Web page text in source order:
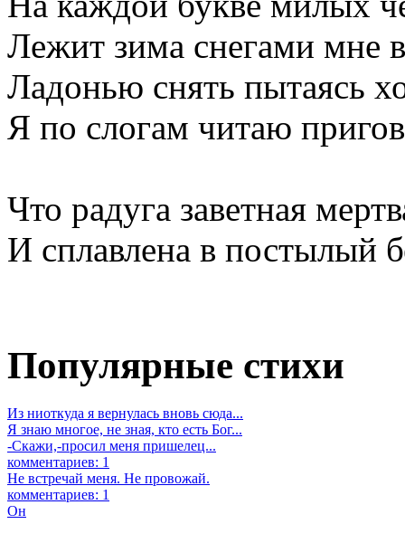
Лежит зима снегами мне
Ладонью снять пытаясь
Я по слогам читаю
Что радуга заветная
И сплавлена в постылый
Популярные стихи
Из ниоткуда я вернулась вновь сюда...
Я знаю многое, не зная, кто есть Бог...
-Скажи,-просил меня пришелец...
комментариев: 1
Не встречай меня. Не провожай.
комментариев: 1
Он